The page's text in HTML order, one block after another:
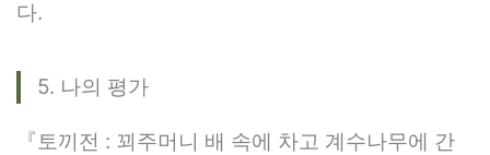
다.
5. 나의 평가
『토끼전 : 꾀주머니 배 속에 차고 계수나무에 간